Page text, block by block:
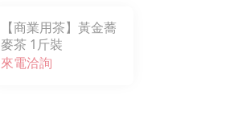
【商業用茶】黃金蕎
麥茶 1斤裝
來電洽詢